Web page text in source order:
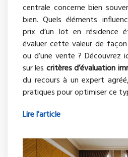
centrale concerne bien
bien. Quels éléments
prix d’un lot en résidence
évaluer cette valeur de
ou d’une vente ? Découvrez
sur les critères d’évaluation
du recours à un expert
pratiques pour optimiser ce
Lire l'article